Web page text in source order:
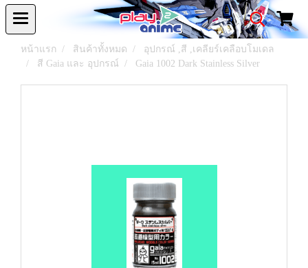
หน้าแรก สินค้าทั้งหมด
อุปกรณ์ ,สี ,เคลียร์เคลือบโมเดล
สี Gaia และ อุปกรณ์
Gaia 1002 Dark Stainless Silver